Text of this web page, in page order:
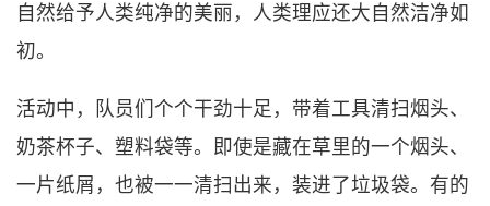
自然给予人类纯净的美丽，人类理应还大自然洁净如
初。
活动中，队员们个个干劲十足，带着工具清扫烟头、
奶茶杯子、塑料袋等。即使是藏在草里的一个烟头、
一片纸屑，也被一一清扫出来，装进了垃圾袋。有的